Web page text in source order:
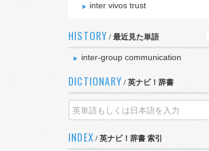
inter vivos trust
HISTORY / 最近見た単語
inter-group communication
DICTIONARY / 英ナビ！辞書
INDEX / 英ナビ！辞書 索引